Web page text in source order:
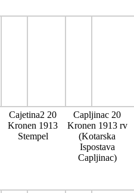
Cajetina2 20
Kronen 1913
Stempel
Capljinac 20
Kronen 1913 rv
(Kotarska
Ispostava
Capljinac)